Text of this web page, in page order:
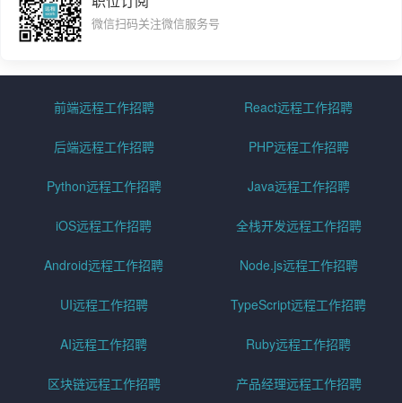
微信扫码关注微信服务号
前端远程工作招聘 React远程工作招聘
后端远程工作招聘 PHP远程工作招聘
Python远程工作招聘 Java远程工作招聘
iOS远程工作招聘 全栈开发远程工作招聘
Android远程工作招聘 Node.js远程工作招聘
UI远程工作招聘 TypeScript远程工作招聘
AI远程工作招聘 Ruby远程工作招聘
区块链远程工作招聘 产品经理远程工作招聘